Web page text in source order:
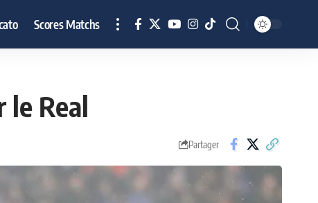
Scores Matchs
le Real
Partager